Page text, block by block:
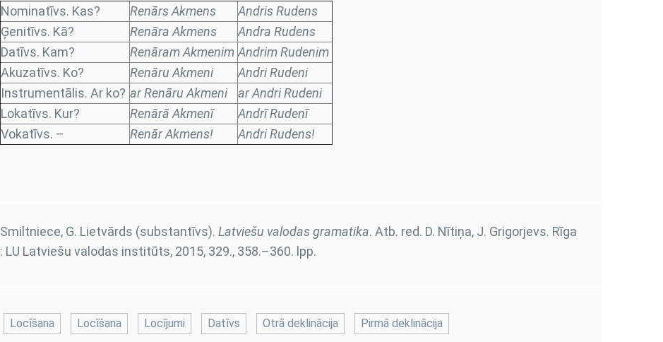
Nominatīvs. Kas? Renārs Akmens
Andris Rudens
Ģenitīvs. Kā?
Renāra Akmens
Andra Rudens
Datīvs. Kam?
Renāram Akmenim Andrim Rudenim
Akuzatīvs. Ko?
Renāru Akmeni
Andri Rudeni
Instrumentālis. Ar ko? ar Renāru Akmeni
ar Andri Rudeni
Lokatīvs. Kur?
Renārā Akmenī
Andrī Rudenī
Vokatīvs. –
Renār Akmens! Andri Rudens!
Smiltniece, G. Lietvārds (substantīvs). Latviešu valodas gramatika. Atb. red. D. Nītiņa, J. Grigorjevs. Rīga
: LU Latviešu valodas institūts, 2015, 329., 358.–360. lpp.
Locīšana Locīšana Locījumi Datīvs Otrā deklinācija Pirmā deklinācija